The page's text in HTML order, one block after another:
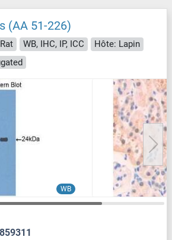
(AA 51-226)
WB, IHC, IP, ICC
Hôte: Lapin
WB